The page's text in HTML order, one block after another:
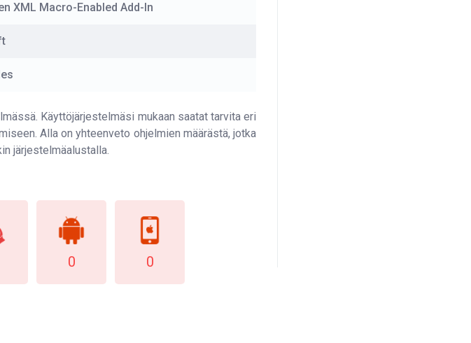
XML Macro-Enabled Add-In
Käyttöjärjestelmäsi mukaan saatat tarvita eri
Alla on yhteenveto ohjelmien määrästä, jotka
järjestelmäalustalla.
0 0